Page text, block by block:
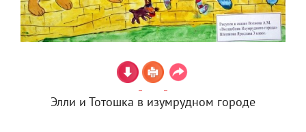
Элли и Тотошка в изумрудном городе